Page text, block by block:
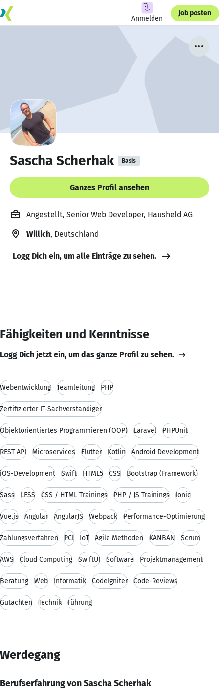
Anmelden
Job posten
Sascha Scherhak Basis
Ganzes Profil ansehen
Angestellt, Senior Web Developer, Hausheld AG
Willich, Deutschland
Logg Dich ein, um alle Einträge zu sehen.
Fähigkeiten und Kenntnisse
Logg Dich jetzt ein, um das ganze Profil zu sehen.
Webentwicklung Teamleitung PHP
Zertifizierter IT-Sachverständiger
Objektorientiertes Programmieren (OOP) Laravel PHPUnit
REST API Microservices Flutter Kotlin Android Development
iOS-Development Swift HTML5 CSS Bootstrap (Framework)
Sass LESS CSS / HTML Trainings PHP / JS Trainings Ionic
Vue.js Angular AngularJS Webpack Performance-Optimierung
Zahlungsverfahren PCI IoT Agile Methoden KANBAN Scrum
AWS Cloud Computing SwiftUI Software Projektmanagement
Beratung Web Informatik CodeIgniter Code-Reviews
Gutachten Technik Führung
Werdegang
Berufserfahrung von Sascha Scherhak